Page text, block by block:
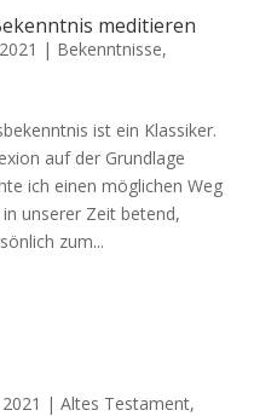
meditieren
| Bekenntnisse,
ist ein Klas­sik­er.
auf der Grund­lage
ich einen möglichen Weg
unser­er Zeit betend,
zum...
| Altes Testament,